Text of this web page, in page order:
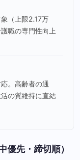
（上限2.17万
職の専門性向上
。高齢者の通
の質維持に直結
優先・締切順）